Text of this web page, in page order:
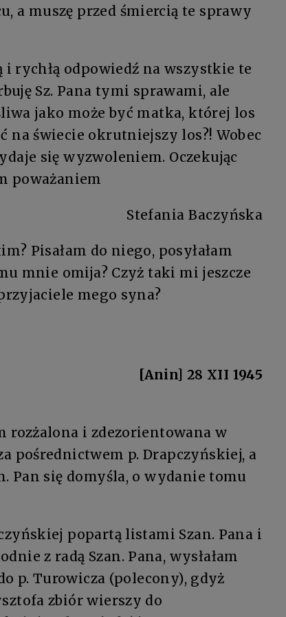
a muszę przed śmiercią te sprawy
i rychłą odpowiedź na wszystkie te
Sz. Pana tymi sprawami, ale
jako może być matka, której los
na świecie okrutniejszy los?! Wobec
się wyzwoleniem. Oczekując
poważaniem
Stefania Baczyńska
Pisałam do niego, posyłałam
mnie omija? Czyż taki mi jeszcze
mego syna?
[Anin] 28 XII 1945
rozżalona i zdezorientowana w
pośrednictwem p. Drapczyńskiej, a
Pan się domyśla, o wydanie tomu
popartą listami Szan. Pana i
z radą Szan. Pana, wysłałam
p. Turowicza (polecony), gdyż
zbiór wierszy do